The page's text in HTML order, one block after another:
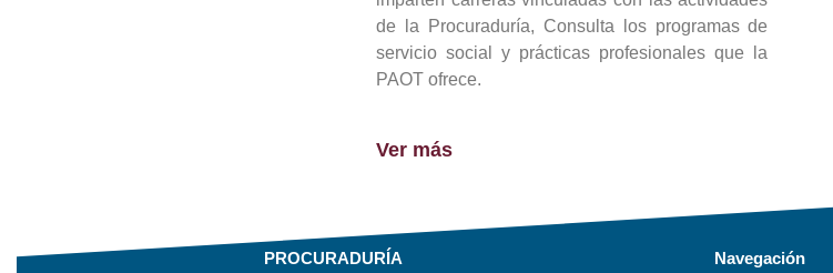
de la Procuraduría, Consulta los programas de
servicio social y prácticas profesionales que la
PAOT ofrece.
Ver más
PROCURADURÍA Navegación